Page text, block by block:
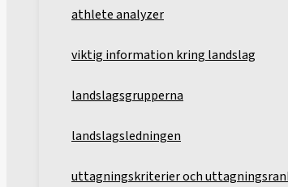
athlete analyzer
viktig information kring landslag
landslagsgrupperna
landslagsledningen
uttagningskriterier och